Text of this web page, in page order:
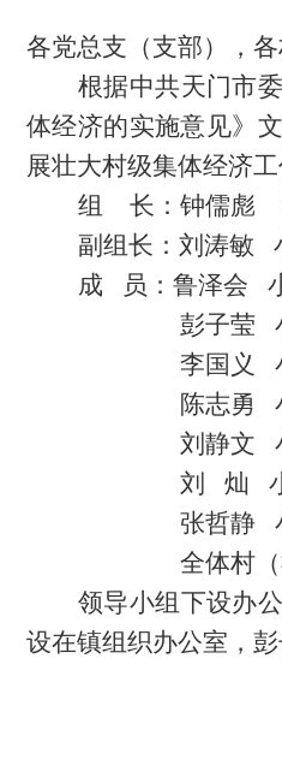
各党总支（支部），
根据中共天门市
体经济的实施意见》
展壮大村级集体经济
组
长：钟儒彪
副组长：刘涛敏
成
员：鲁泽会
彭子莹
李国义
陈志勇
刘静文
刘
灿
张哲静
全体村
领导小组下设办
设在镇组织办公室，